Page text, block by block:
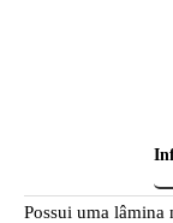
Possui uma lâmina